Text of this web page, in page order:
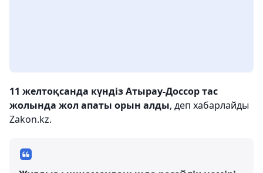
11 желтоқсанда күндіз Атырау-Доссор тас
жолында жол апаты орын алды, деп хабарлайды
Zakon.kz.